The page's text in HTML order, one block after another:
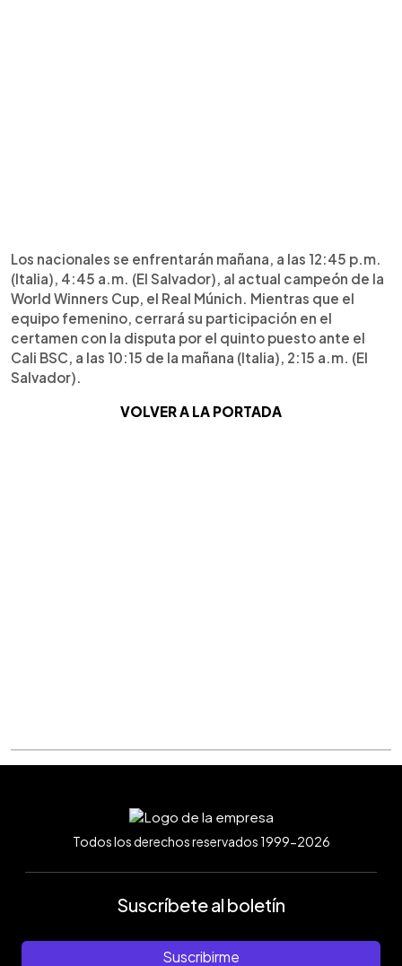
Los nacionales se enfrentarán mañana, a las 12:45 p.m.
(Italia), 4:45 a.m. (El Salvador), al actual campeón de la
World Winners Cup, el Real Múnich. Mientras que el
equipo femenino, cerrará su participación en el
certamen con la disputa por el quinto puesto ante el
Cali BSC, a las 10:15 de la mañana (Italia), 2:15 a.m. (El
Salvador).
VOLVER A LA PORTADA
Todos los derechos reservados 1999-2026
Suscríbete al boletín
Suscribirme